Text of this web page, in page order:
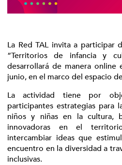
La Red TAL invita a participar
“Territorios de infancia y
desarrollará de manera
junio, en el marco del espacio
La actividad tiene por
participantes estrategias para
niños y niñas en la cultura,
innovadoras en el
intercambiar ideas que
encuentro en la diversidad a
inclusivas.